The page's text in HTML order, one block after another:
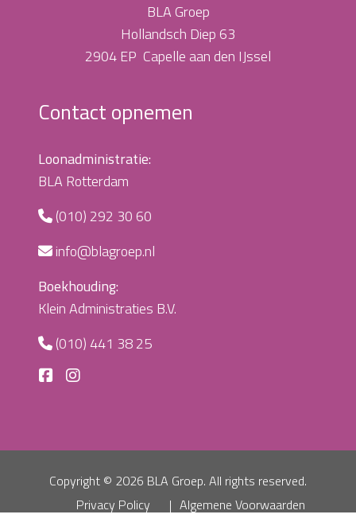
BLA Groep
Hollandsch Diep 63
2904 EP Capelle aan den IJssel
Contact opnemen
Loonadministratie:
BLA Rotterdam
(010) 292 30 60
info@blagroep.nl
Boekhouding:
Klein Administraties B.V.
(010) 441 38 25
Copyright © 2026 BLA Groep. All rights reserved.
Privacy Policy
Algemene Voorwaarden